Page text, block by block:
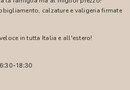
calzature e valigeria firmate
in tutta Italia e all'estero!
18:30